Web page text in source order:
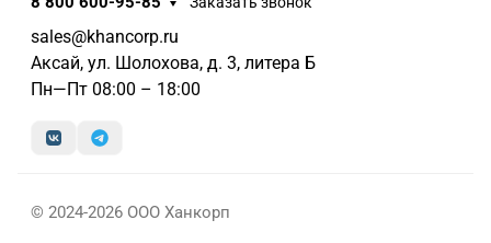
sales@khancorp.ru
Аксай, ул. Шолохова, д. 3, литера Б
Пн—Пт 08:00 – 18:00
© 2024-2026 ООО Ханкорп